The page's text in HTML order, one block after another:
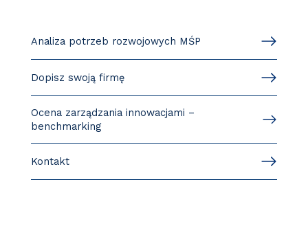
Analiza potrzeb rozwojowych MŚP
Dopisz swoją firmę
Ocena zarządzania innowacjami –
benchmarking
Kontakt